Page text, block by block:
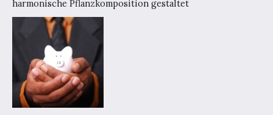
harmonische Pflanzkomposition gestaltet